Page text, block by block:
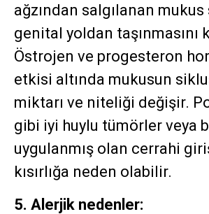
ağzından salgılanan
genital yoldan taşınmasını
Östrojen ve progesteron
etkisi altında mukusun
miktarı ve niteliği değişir.
gibi iyi huylu tümörler veya
uygulanmış olan cerrahi
kısırlığa neden olabilir.
5. Alerjik nedenler: